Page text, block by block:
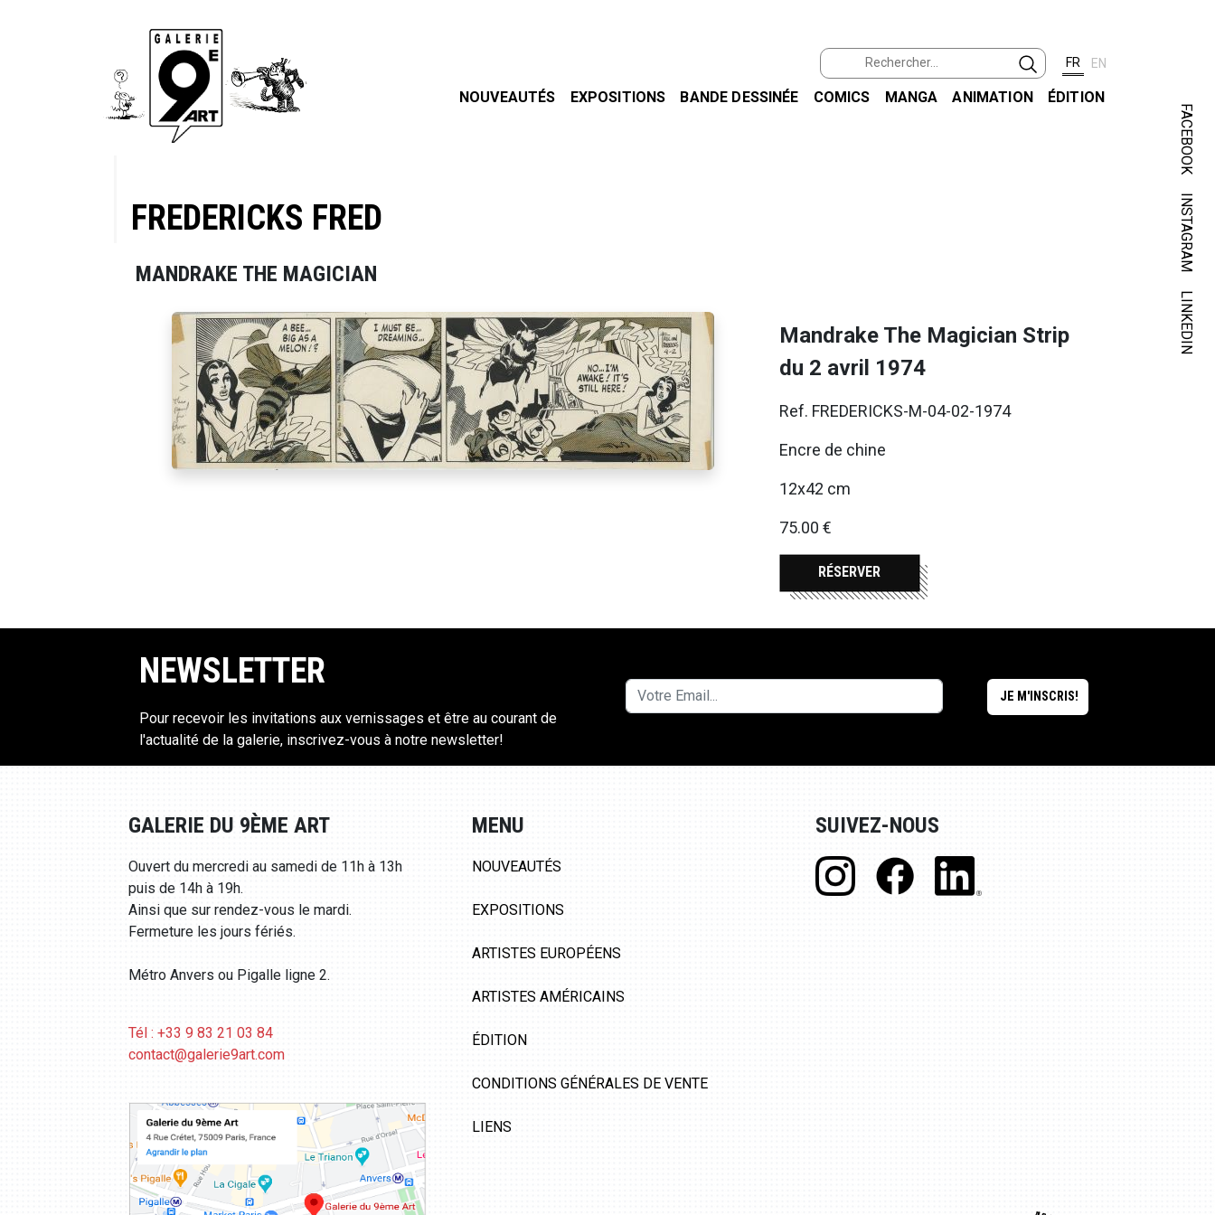
FR EN
NOUVEAUTÉS EXPOSITIONS BANDE DESSINÉE COMICS MANGA ANIMATION ÉDITION
FACEBOOK
INSTAGRAM
LINKEDIN
FREDERICKS FRED
MANDRAKE THE MAGICIAN
Mandrake The Magician Strip
du 2 avril 1974
Ref. FREDERICKS-M-04-02-1974
Encre de chine
12x42 cm
75.00 €
RÉSERVER
NEWSLETTER
Pour recevoir les invitations aux vernissages et être au courant de
l'actualité de la galerie, inscrivez-vous à notre newsletter!
GALERIE DU 9ÈME ART
Ouvert du mercredi au samedi de 11h à 13h
puis de 14h à 19h.
Ainsi que sur rendez-vous le mardi.
Fermeture les jours fériés.
Métro Anvers ou Pigalle ligne 2.
Tél : +33 9 83 21 03 84
contact@galerie9art.com
MENU
NOUVEAUTÉS
EXPOSITIONS
ARTISTES EUROPÉENS
ARTISTES AMÉRICAINS
ÉDITION
CONDITIONS GÉNÉRALES DE VENTE
LIENS
SUIVEZ-NOUS